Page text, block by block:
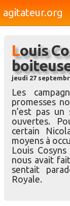
agitateur.org
Bourges & le Cher
Société
Culture
Médias
Dossiers
Brèves
Louis Cosyns, démarche
jeudi 27
Les
promesses
n’est pas
ouvertes.
certain
moyens à
Louis Cosyns
nous avait
sentait
Royale.